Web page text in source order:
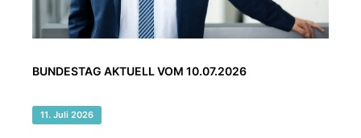
BUNDESTAG AKTUELL VOM 10.07.2026
11. Juli 2026